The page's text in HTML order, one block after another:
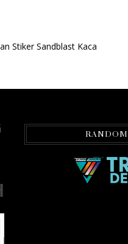
Stiker Sandblast Kaca